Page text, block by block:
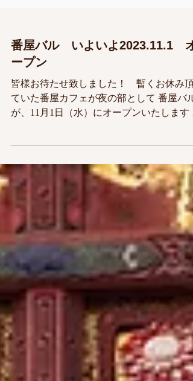
番屋バル いよいよ2023.11.1 オ
ープン
皆様お待たせ致しました！ 暫くお休み頂
ていた番屋カフェが夜の部として 番屋バル
が、11月1日（水）にオープンいたします